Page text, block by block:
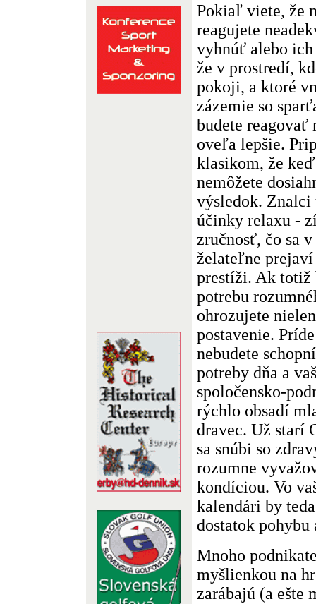
Pokiaľ viete, že
reagujete
vyhnúť alebo
že v prostredí,
pokoji, a ktoré
zázemie so
budete reagovať
oveľa lepšie.
klasikom, že
nemôžete
výsledok. Znalci
účinky relaxu -
zručnosť, čo sa
želateľne prejaví
prestíži. Ak totiž
potrebu
ohrozujete
postavenie.
nebudete
potreby dňa a
spoločensko-
rýchlo obsadí
dravec. Už starí
sa snúbi so
rozumne
kondíciou. Vo
kalendári by
dostatok pohybu
Mnoho
myšlienkou na
zarábajú (a ešte